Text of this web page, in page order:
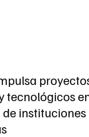
tecnológicos
instituciones